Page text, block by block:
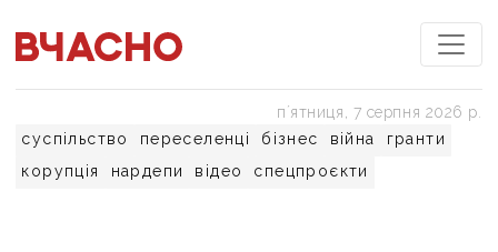
суспільство переселенці бізнес війна
гранти
корупція
нардепи відео спецпроєкти
пʼятниця, 7 серпня 2026 р.